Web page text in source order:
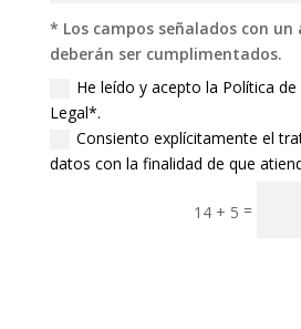
* Los campos señalados con un
deberán ser cumplimentados.
He leído y acepto la Política
Legal*.
Consiento explícitamente el
datos con la finalidad de que
14 + 5 =